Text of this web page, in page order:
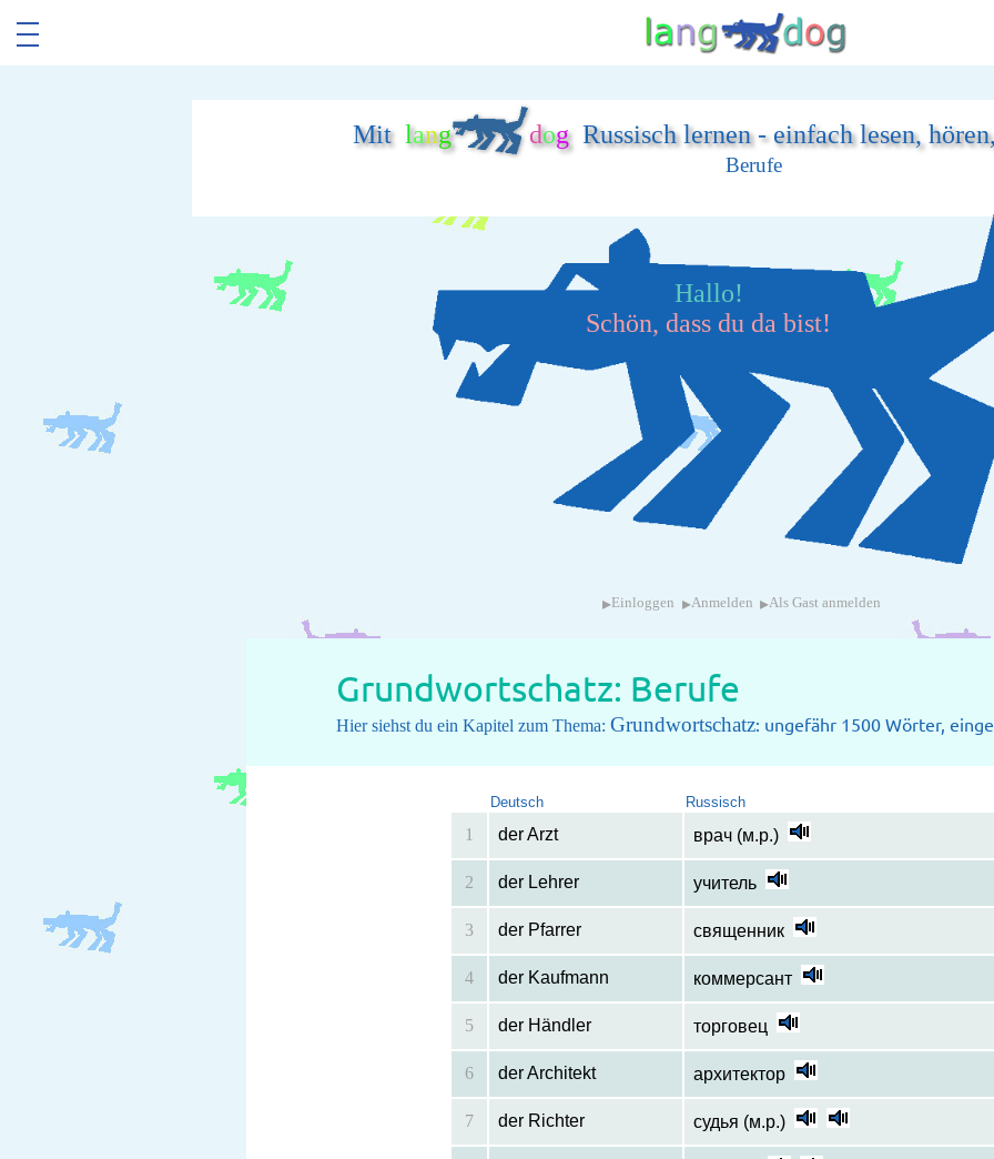
Mit lang dogRussisch lernen - einfach lesen,
Berufe
Hallo!
Schön, dass du da bist!
▸ Einloggen ▸Anmelden ▸Als Gast anmelden
Grundwortschatz: Berufe
Hier siehst du ein Kapitel zum Thema: Grundwortschatz: ungefähr 1500 Wörter,
Deutsch Russisch
1 der Arzt врач (м.р.)
2 der Lehrer учитель
3 der Pfarrer священник
4 der Kaufmann коммерсант
5 der Händler торговец
6 der Architekt архитектор
7 der Richter судья (м.р.)